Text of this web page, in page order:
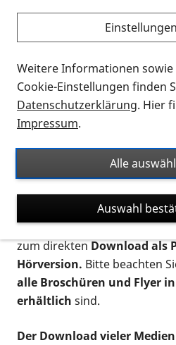
Sie möchten wissen, wie Sie
suchen und dieses bestellen
können? Schauen Sie sich die
Thema Infomaterial auf der
für blinde und
Auf dieser Seite finden Sie
Ort. Nutzen Sie den
nach Flyern und Broschüren,
suchen. Die meisten Flyer
verschiedenen Formaten
postalischen Bestellung
zum direktenDownload als
Hörversion. Bitte beachten
alle Broschüren und Flyer
erhältlich sind.
Der Download vieler
Einstellungen
Weitere Informationen sowie
Cookie-Einstellungen finden
Datenschutzerklärung. Hier
Impressum.
Alle
Auswahl